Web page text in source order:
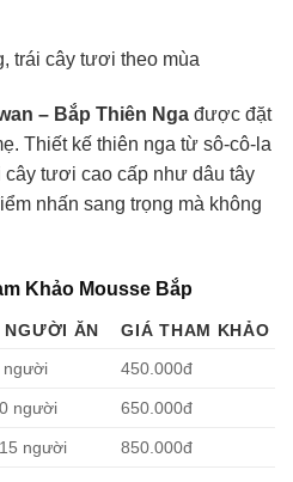
trái cây tươi theo mùa
– Bắp Thiên Nga được đặt
Thiết kế thiên nga từ sô-cô-la
cây tươi cao cấp như dâu tây
nhấn sang trọng mà không
Khảo Mousse Bắp
NGƯỜI ĂN
GIÁ THAM KHẢO
người 450.000đ
người 650.000đ
người 850.000đ